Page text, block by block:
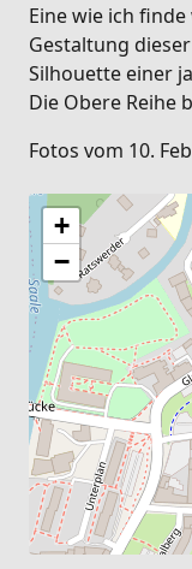
Eine wie ich
Gestaltung
Silhouette einer
Die Obere Reihe
Fotos vom 10.
+
−